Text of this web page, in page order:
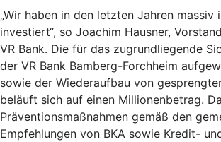
„Wir haben in den letzten Jahren massiv
investiert“, so Joachim Hausner,
VR Bank. Die für das zugrundliegende
der VR Bank Bamberg-Forchheim
sowie der Wiederaufbau von
beläuft sich auf einen Millionenbetrag.
Präventionsmaßnahmen gemäß den
Empfehlungen von BKA sowie Kredit-